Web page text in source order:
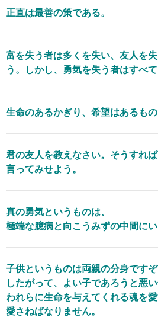
正直は最善の策である。
富を失う者は多くを失い、友人を
う。しかし、勇気を失う者はすべて
生命のあるかぎり、希望はあるもの
君の友人を教えなさい。そうすれ
言ってみせよう。
真の勇気というものは、
極端な臆病と向こうみずの中間にい
子供というものは両親の分身ですぞ
したがって、よい子であろうと悪い
われらに生命を与えてくれる魂を愛
愛さねばなりません。